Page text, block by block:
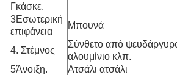
Γκάσκε.
3Εσωτερική
επιφάνεια
Μπουνά
4. Στέμνος
Σύνθετο από
αλουμίνιο κλπ.
5Άνοιξη.
Ατσάλι ατσάλι